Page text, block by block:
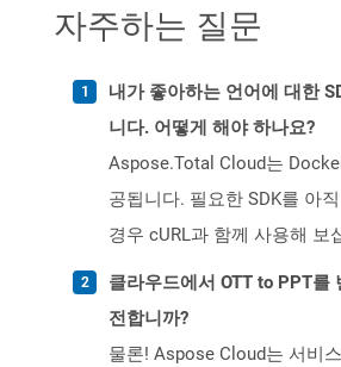
자주하는 질문
내가 좋아하는 언어에 대한
니다. 어떻게 해야 하나요?
Aspose.Total Cloud는
공됩니다. 필요한 SDK를 아
경우 cURL과 함께 사용해 보
클라우드에서 OTT to PPT를
전합니까?
물론! Aspose Cloud는 서비